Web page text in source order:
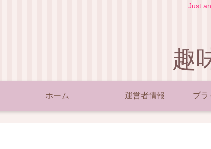
Just
趣
ホーム 運営者情報 プラ